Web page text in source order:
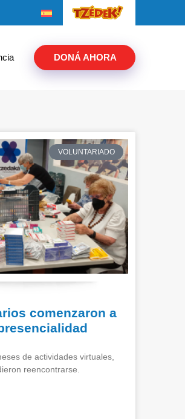
DONÁ AHORA
VOLUNTARIADO
comenzaron a
de actividades virtuales,
reencontrarse.